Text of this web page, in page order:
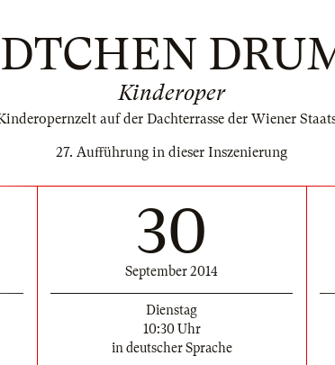
Kinderoper
auf der Dachterrasse der Wiener
27. Aufführung in dieser Inszenierung
30
September 2014
Dienstag
10:30 Uhr
in deutscher Sprache